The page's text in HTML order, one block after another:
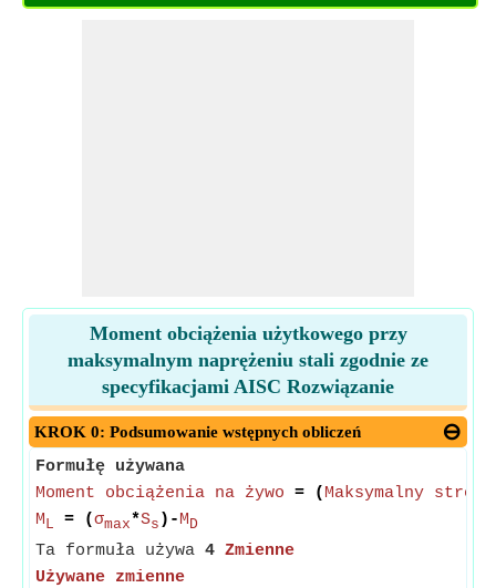
Moment obciążenia użytkowego przy
maksymalnym naprężeniu stali zgodnie ze
specyfikacjami AISC Rozwiązanie
KROK 0: Podsumowanie wstępnych obliczeń
Formułę używana
Moment obciążenia na żywo = ( Maksymalny stres
ML = (σmax*Ss )-MD
Ta formuła używa 4 Zmienne
Używane zmienne